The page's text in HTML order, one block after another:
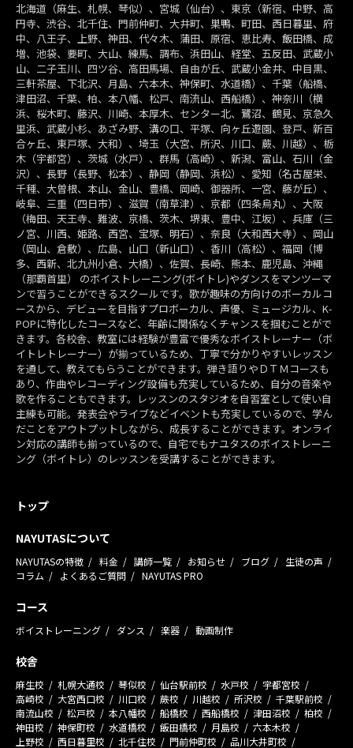
北海道（麻生、札幌、琴似）、宮城（仙台）、東京（新宿、中野、高
円寺、渋谷、北千住、門前仲町、大井町、巣鴨、町田、西日暮里、府
中、八王子、上野、神田、代々木、蒲田、原宿、恵比寿、飯田橋、成
増、池袋、要町、大山、練馬、調布、浜田山、経堂、五反田、武蔵小
山、二子玉川、四ツ谷、高田馬場、自由が丘、武蔵小金井、中目黒、
三軒茶屋、下北沢、月島、六本木、神保町、水道橋）、千葉（船橋、
津田沼、千葉、柏、本八幡、松戸、南流山、西船橋）、神奈川（横
浜、桜木町、藤沢、川崎、本厚木、センター北、鷺沼、鶴見、京急久
里浜、武蔵小杉、あざみ野、溝の口、平塚、向ヶ丘遊園、登戸、新百
合ヶ丘、東戸塚、大和）、埼玉（大宮、所沢、川口、蕨、川越）、栃
木（宇都宮）、茨城（水戸）、群馬（高崎）、新潟、富山、石川（金
沢）、長野（長野、松本）、静岡（静岡、浜松）、愛知（名古屋栄、
千種、大曽根、本山、金山、豊橋、岡崎、御器所、一宮、藤が丘）、
岐阜、三重（四日市）、滋賀（南草津）、京都（四条烏丸）、大阪
（梅田、天王寺、難波、京橋、茨木、堺東、豊中、江坂）、兵庫（三
ノ宮、川西、姫路、西宮、宝塚、明石）、奈良（大和西大寺）、岡山
（岡山、倉敷）、広島、山口（新山口）、香川（高松）、福岡（博
多、西新、北九州小倉、大橋）、佐賀、長崎、熊本、鹿児島、沖縄
（那覇首里） のボイストレーニング(ボイトレ)やダンスをマンツーマ
ンで習うことができるスクールです。歌が趣味の方向けのボーカルコ
ースから、デビューを目指すプロボーカル、声優、ミュージカル、K-
POPに特化したコースなど、年齢に関係なくチャンスを掴むことがで
きます。各校舎、教室には経験が豊富で優秀なボイストレーナー（ボ
イトレトレーナー）が揃っているため、丁寧で分かりやすいレッスン
を通して、教えてもらうことができます。弾き語りやＤＴＭコースも
あり、作曲やレコーディング設備も充実しているため、自分の音楽や
歌を作ることもできます。レッスンのスタジオを自習室として使い自
主練も可能。発表会やライブなどイベントも充実しているので、学ん
だことをアウトプットしながら、成長することができます。オンライ
ン対応の講師も揃っているので、自宅でもナユタスのボイストレーニ
ング（ボイトレ）のレッスンを受講することができます。
トップ
NAYUTASについて
NAYUTASの特徴 料金 講師一覧 お知らせ ブログ
生徒の声
コラム
よくあるご質問 NAYUTAS PRO
コース
ボイストレーニング ダンス 楽器 動画制作
校舎
麻生校 札幌大通校 琴似校 仙台駅前校 水戸校
宇都宮校
高崎校
大宮西口校 川口校 蕨校 川越校 所沢校
千葉駅前校
南流山校
松戸校 本八幡校 船橋校 西船橋校 津田沼校
柏校
神田校
神保町校 水道橋校 飯田橋校 月島校
六本木校
上野校
西日暮里校 北千住校 門前仲町校
品川大井町校